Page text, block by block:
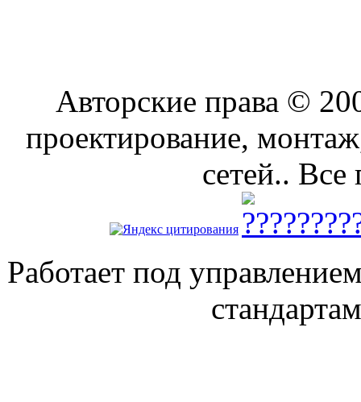
Авторские права ©
проектирование,
сетей..
Работает под